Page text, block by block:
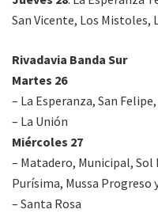
San Vicente, Los Mistoles,
Rivadavia Banda Sur
Martes 26
– La Esperanza, San
– La Unión
Miércoles 27
– Matadero, Municipal, Sol
Purísima, Mussa Progreso
– Santa Rosa